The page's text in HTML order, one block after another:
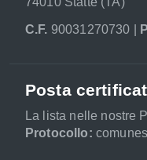
C.F. 90031270730 |
Posta
La lista nelle nostre
Protocollo: